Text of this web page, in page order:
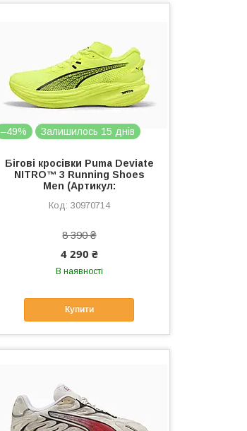
–49% Залишилось 15 днів
Бігові кросівки Puma Deviate
NITRO™ 3 Running Shoes
Men (Артикул:
30970714
8 390 ₴
4 290 ₴
В наявності
Купити